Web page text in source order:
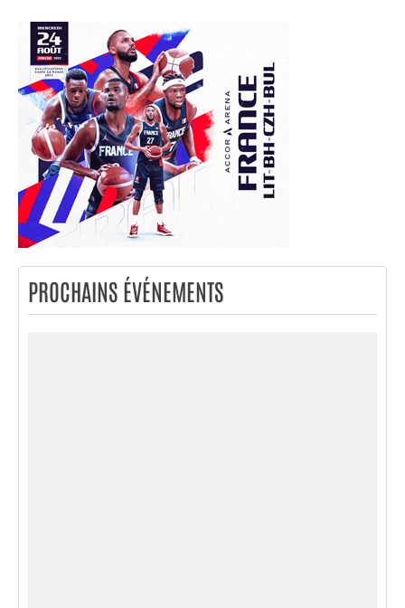
PROCHAINS ÉVÉNEMENTS